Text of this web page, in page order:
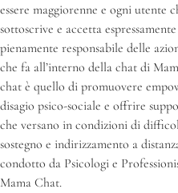
essere maggiorenne e ogni utente
sottoscrive e accetta
pienamente responsabile delle
che fa all’interno della chat di
chat è quello di promuovere
disagio psico-sociale e offrire
che versano in condizioni di
sostegno e indirizzamento a
condotto da Psicologi e
Mama Chat.